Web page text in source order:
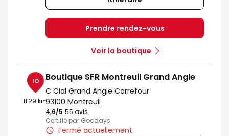
Prendre rendez-vous
Voir la boutique
10
11.29 km
Boutique SFR Montreuil Grand Angle
C Cial Grand Angle Carrefour
93100 Montreuil
4,6/5 Note de 4.6 sur 5
55 avis
Certifié par Goodays
Fermé actuellement